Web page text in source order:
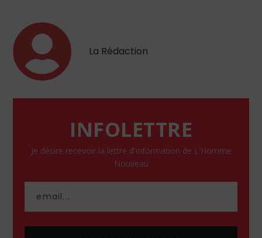
La Rédaction
INFOLETTRE
Je désire recevoir la lettre d'information de L'Homme
Nouveau